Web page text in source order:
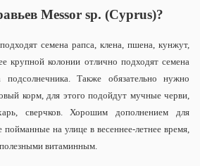
Messor sp. (Cyprus)?
семена рапса, клена, пшена, кунжут,
крупной колонии отлично подходят семена
Также обязательно нужно
корм, для этого подойдут мучные черви,
сверчков. Хорошим дополнением для
на улице в весеннее-летнее время,
витаминным.